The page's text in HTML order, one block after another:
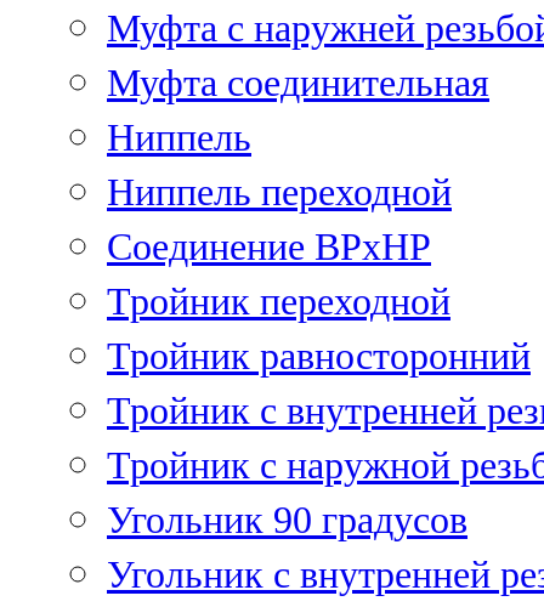
Муфта с наружней
Муфта соединительная
Ниппель
Ниппель переходной
Соединение ВРхНР
Тройник переходной
Тройник равносторонний
Тройник с внутренней
Тройник с наружной
Угольник 90 градусов
Угольник c внутренней